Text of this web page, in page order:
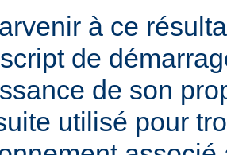
à ce
de
de son
utilisé pour